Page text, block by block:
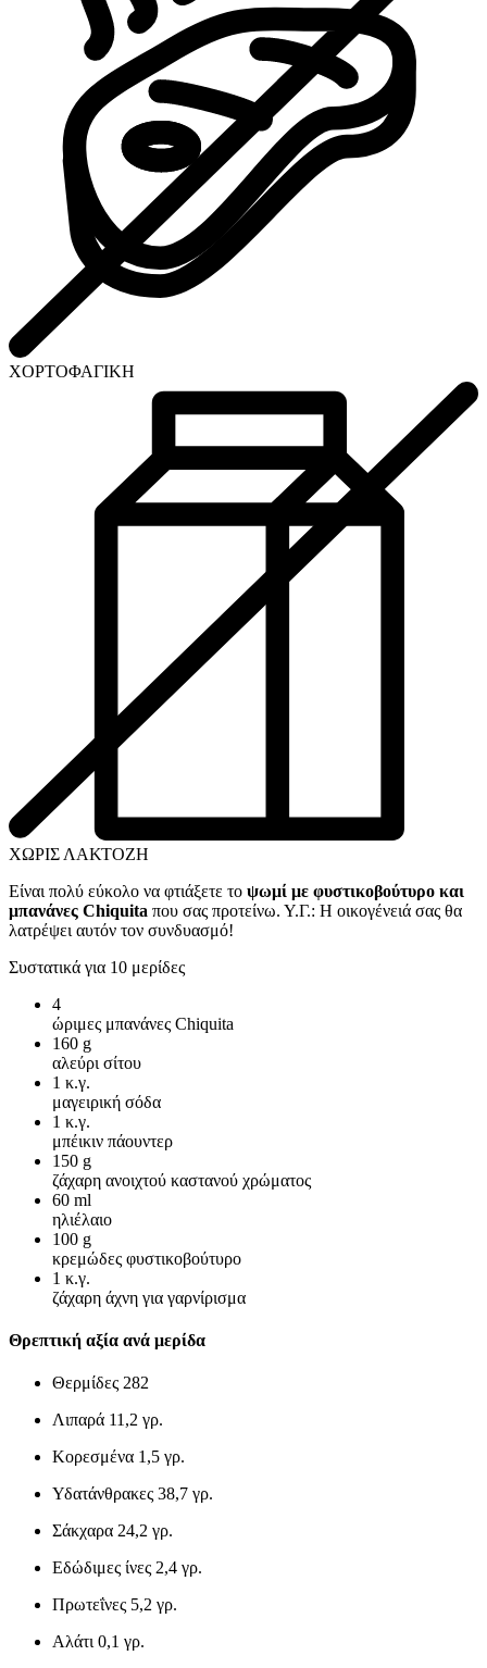
ΧΟΡΤΟΦΑΓΙΚΗ
ΧΩΡΙΣ ΛΑΚΤΟΖΗ
Είναι πολύ εύκολο να φτιάξετε το ψωμί με φυστικοβούτυρο και
μπανάνες Chiquita που σας προτείνω. Υ.Γ.: Η οικογένειά σας θα
λατρέψει αυτόν τον συνδυασμό!
Συστατικά για 10 μερίδες
4
ώριμες μπανάνες Chiquita
160 g
αλεύρι σίτου
1 κ.γ.
μαγειρική σόδα
1 κ.γ.
μπέικιν πάουντερ
150 g
ζάχαρη ανοιχτού καστανού χρώματος
60 ml
ηλιέλαιο
100 g
κρεμώδες φυστικοβούτυρο
1 κ.γ.
ζάχαρη άχνη για γαρνίρισμα
Θρεπτική αξία ανά μερίδα
Θερμίδες 282
Λιπαρά 11,2 γρ.
Κορεσμένα 1,5 γρ.
Υδατάνθρακες 38,7 γρ.
Σάκχαρα 24,2 γρ.
Εδώδιμες ίνες 2,4 γρ.
Πρωτεΐνες 5,2 γρ.
Αλάτι0,1 γρ.